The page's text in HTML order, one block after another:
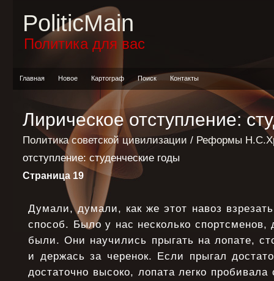
PoliticMain
Политика для вас
Главная Новое Картограф Поиск Контакты
Лирическое отступление:
Политика советской цивилизации / Реформы
отступление: студенческие годы
Страница 19
Думали, думали, как же этот навоз
способ. Было у нас несколько
были. Они научились прыгать на лопате,
и держась за черенок. Если прыгал
достаточно высоко, лопата легко